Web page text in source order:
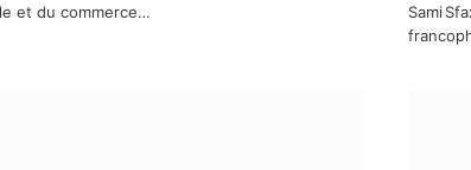
et du commerce…
Sami